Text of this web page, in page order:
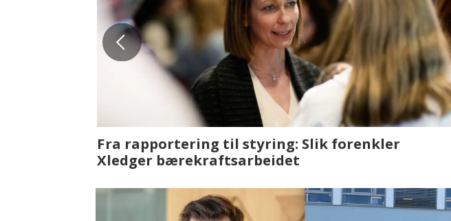
Fenistra endrer eiendomsbransjen med AI. Slik
ser vi på fremtiden